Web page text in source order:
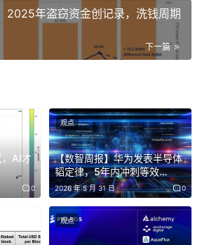
其存在本身就在削弱传统牛熊周期所
。比特币、稳定币、RWA、公链资
值锚定方式已经难以被同一套周期语
来越像一种中长期价值储备工具，稳
上金融的基础设施，而部分应用资产
需求定价时，所谓“牛市”或“熊市”本
描述框架的意义。
市场，更合理的理解方式并非“下一
2025年盗窃资金创记录，洗钱周期
下一篇
，AI才
0
【数智周报】华为发表半导体
韬定律，5年内冲刺等效
1.4nm制程；MiniMax将A股
上市；宇树科技冲刺科创板；
Anthropic融资650亿美元，
投后估值超OpenAI
2026 年 5 月 31 日 0
观点
观点